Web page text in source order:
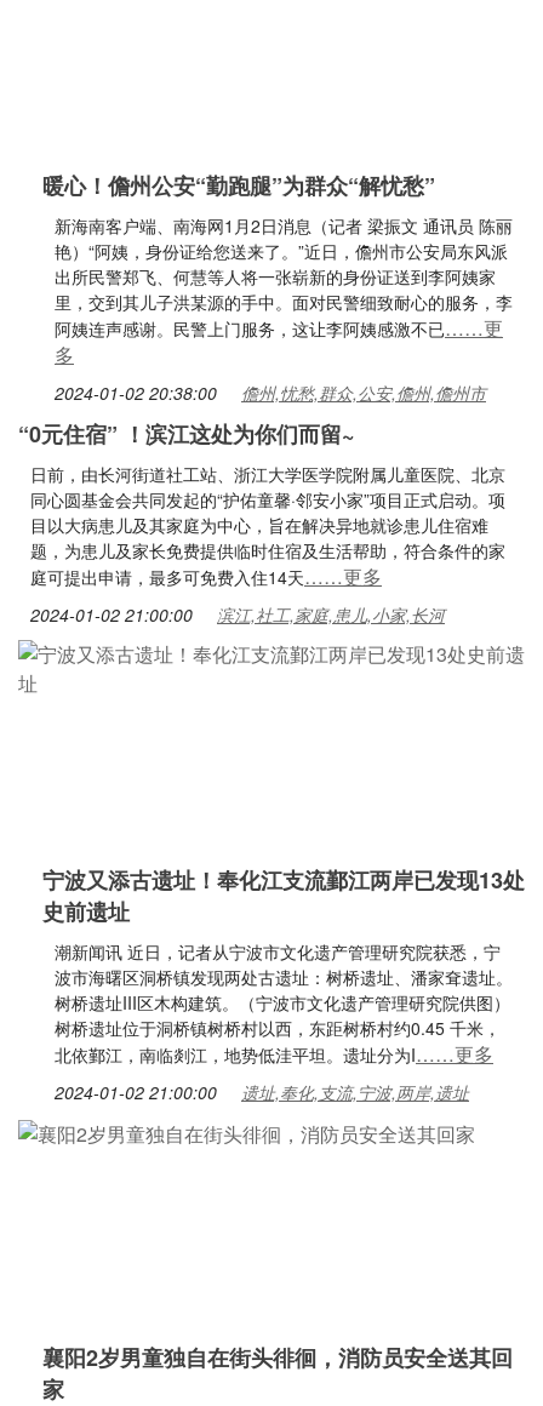
暖心！儋州公安“勤跑腿”为群众“解忧愁”
新海南客户端、南海网1月2日消息（记者 梁振文 通讯员 陈丽
艳）“阿姨，身份证给您送来了。”近日，儋州市公安局东风派
出所民警郑飞、何慧等人将一张崭新的身份证送到李阿姨家
里，交到其儿子洪某源的手中。面对民警细致耐心的服务，李
阿姨连声感谢。民警上门服务，这让李阿姨感激不已……更
多
2024-01-02 20:38:00 儋州,忧愁,群众,公安,儋州,儋州市
“0元住宿” ！滨江这处为你们而留~
日前，由长河街道社工站、浙江大学医学院附属儿童医院、北京
同心圆基金会共同发起的“护佑童馨·邻安小家”项目正式启动。项
目以大病患儿及其家庭为中心，旨在解决异地就诊患儿住宿难
题，为患儿及家长免费提供临时住宿及生活帮助，符合条件的家
庭可提出申请，最多可免费入住14天……更多
2024-01-02 21:00:00 滨江,社工,家庭,患儿,小家,长河
宁波又添古遗址！奉化江支流鄞江两岸已发现13处
史前遗址
潮新闻讯 近日，记者从宁波市文化遗产管理研究院获悉，宁
波市海曙区洞桥镇发现两处古遗址：树桥遗址、潘家耷遗址。
树桥遗址III区木构建筑。（宁波市文化遗产管理研究院供图）
树桥遗址位于洞桥镇树桥村以西，东距树桥村约0.45 千米，
北依鄞江，南临剡江，地势低洼平坦。遗址分为I……更多
2024-01-02 21:00:00 遗址,奉化,支流,宁波,两岸,遗址
襄阳2岁男童独自在街头徘徊，消防员安全送其回
家